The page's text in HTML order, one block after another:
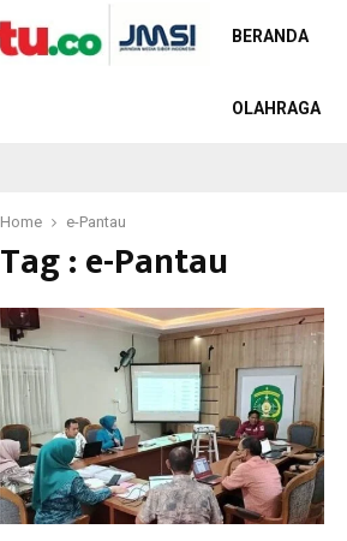
BERANDA
OLAHRAGA
Home e-Pantau
Tag : e-Pantau